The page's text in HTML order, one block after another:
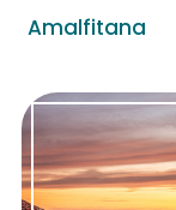
Amalfitana